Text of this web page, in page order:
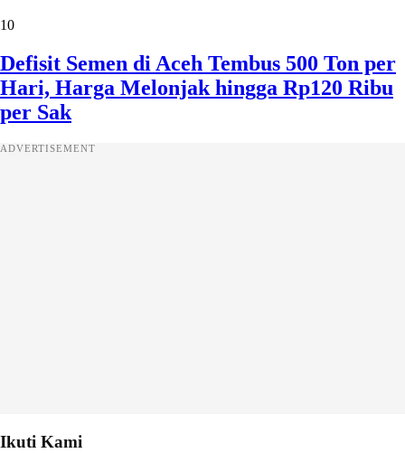
10
Defisit Semen di Aceh Tembus 500 Ton per
Hari, Harga Melonjak hingga Rp120 Ribu
per Sak
ADVERTISEMENT
Ikuti Kami